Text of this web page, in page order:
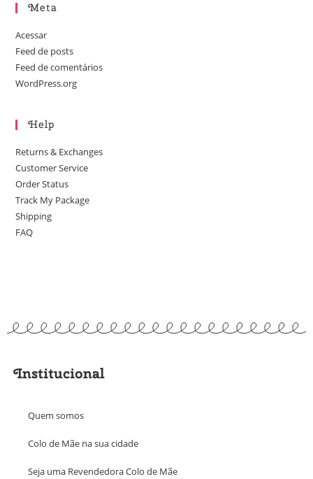
Meta
Acessar
Feed de posts
Feed de comentários
WordPress.org
Help
Returns & Exchanges
Customer Service
Order Status
Track My Package
Shipping
FAQ
Institucional
Quem somos
Colo de Mãe na sua cidade
Seja uma Revendedora Colo de Mãe